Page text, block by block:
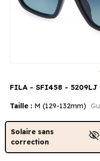
FILA - SFI458 - 5209LJ
Taille : M (129-132mm)
Solaire sans
correction
visibility_off